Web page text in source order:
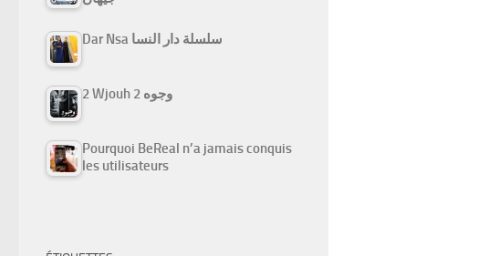
Dar Nsa سلسلة دار النسا
2 Wjouh 2 وجوه
Pourquoi BeReal n’a jamais conquis
les utilisateurs